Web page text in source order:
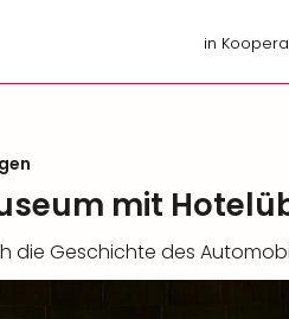
in
mit
die Geschichte des